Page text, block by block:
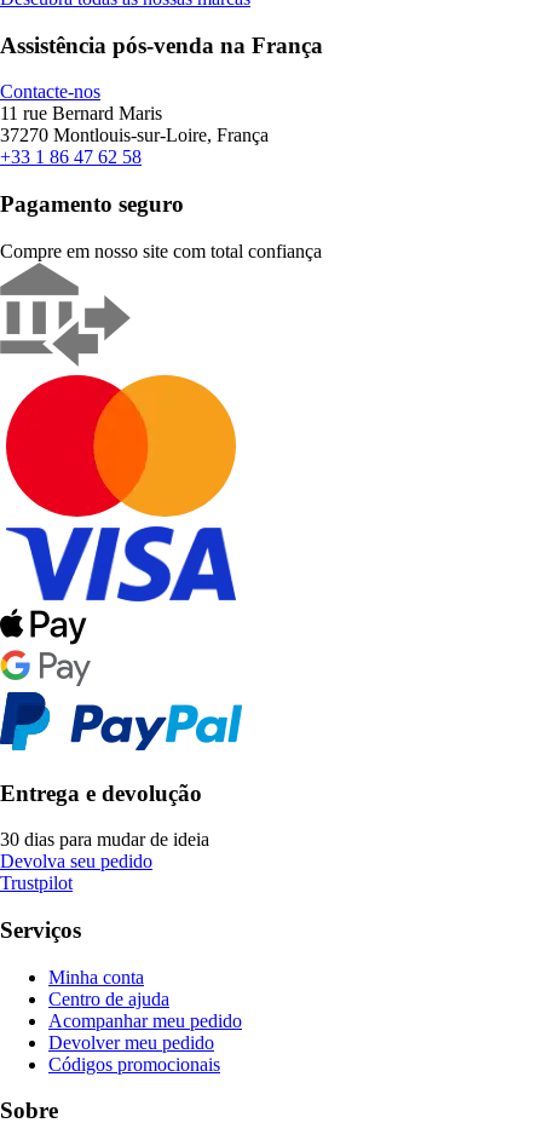
Assistência pós-venda na França
Contacte-nos
11 rue Bernard Maris
37270 Montlouis-sur-Loire, França
+33 1 86 47 62 58
Pagamento seguro
Compre em nosso site com total confiança
Entrega e devolução
30 dias para mudar de ideia
Devolva seu pedido
Trustpilot
Serviços
Minha conta
Centro de ajuda
Acompanhar meu pedido
Devolver meu pedido
Códigos promocionais
Sobre